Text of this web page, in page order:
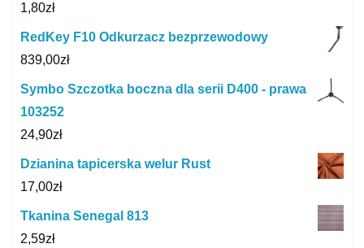
1,80zł
RedKey F10 Odkurzacz bezprzewodowy
839,00zł
Symbo Szczotka boczna dla serii D400 - prawa
103252
24,90zł
Dzianina tapicerska welur Rust
17,00zł
Tkanina Senegal 813
2,59zł